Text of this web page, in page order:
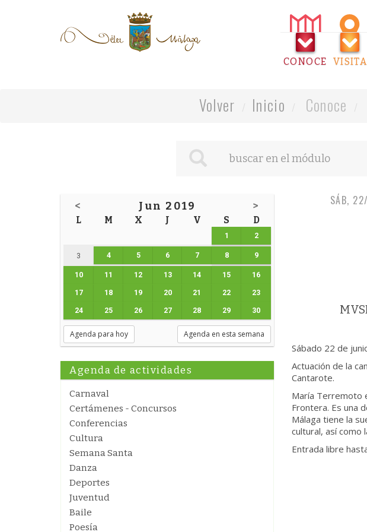
CONOCE VISITA
Volver Inicio Conoce
< Jun 2019 >
L M X J V S D
1 2
3 4 5 6 7 8 9
10 11 12 13 14 15 16
17 18 19 20 21 22 23
24 25 26 27 28 29 30
Agenda para hoy Agenda en esta semana
Agenda de actividades
Carnaval
Certámenes - Concursos
Conferencias
Cultura
Semana Santa
Danza
Deportes
Juventud
Baile
Poesía
SÁB,
Sábado 22 de
Actuación de la
Cantarote.
María Terremoto
Frontera. Es una
Málaga tiene la
cultural, así como
Entrada libre